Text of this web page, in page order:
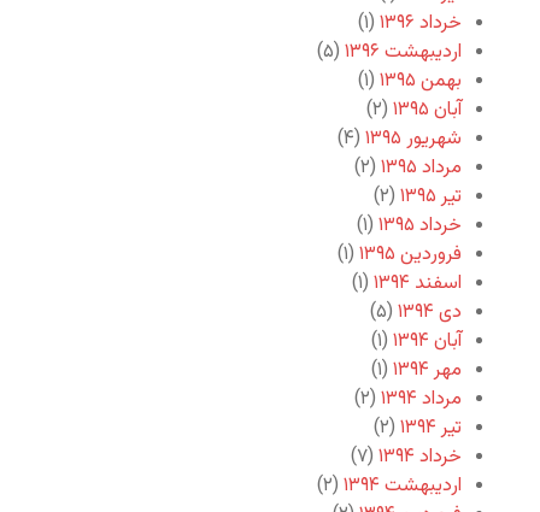
خرداد ۱۳۹۶
(۱)
اردیبهشت ۱۳۹۶
(۵)
بهمن ۱۳۹۵
(۱)
آبان ۱۳۹۵
(۲)
شهریور ۱۳۹۵
(۴)
مرداد ۱۳۹۵
(۲)
تیر ۱۳۹۵
(۲)
خرداد ۱۳۹۵
(۱)
فروردین ۱۳۹۵
(۱)
اسفند ۱۳۹۴
(۱)
دی ۱۳۹۴
(۵)
آبان ۱۳۹۴
(۱)
مهر ۱۳۹۴
(۱)
مرداد ۱۳۹۴
(۲)
تیر ۱۳۹۴
(۲)
خرداد ۱۳۹۴
(۷)
اردیبهشت ۱۳۹۴
(۲)